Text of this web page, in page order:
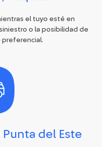
el tuyo esté en
o la posibilidad de
preferencial.
del Este